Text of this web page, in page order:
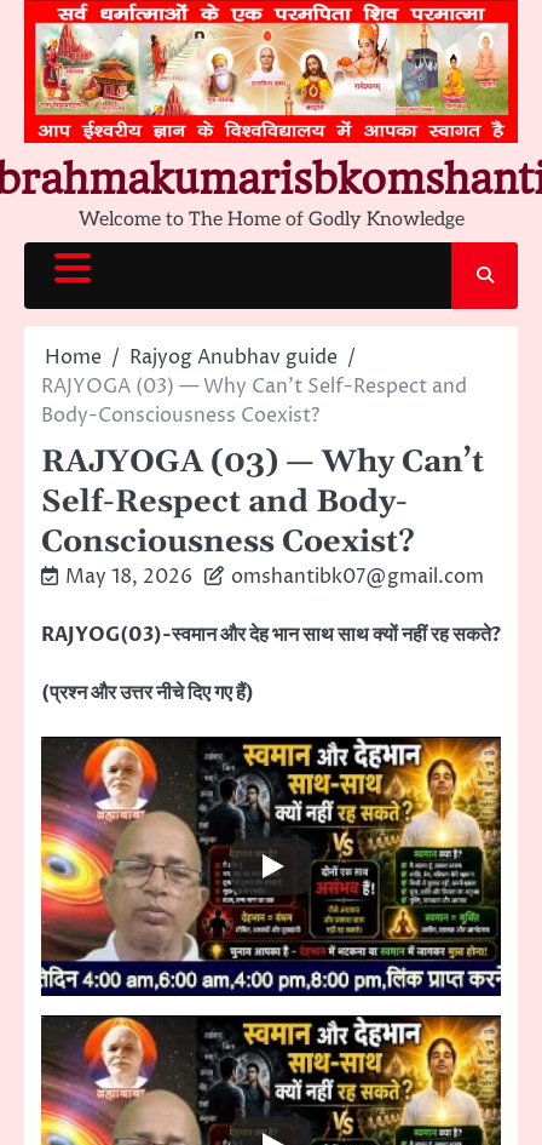
content
Welcome to The Home of Godly Knowledge
Home
Rajyog Anubhav guide
RAJYOGA (03) — Why Can’t Self-Respect and
Body-Consciousness Coexist?
RAJYOGA (03) — Why Can’t
Self-Respect and Body-
Consciousness Coexist?
May 18, 2026 omshantibk07@gmail.com
RAJYOG(03)-स्वमान और देह भान साथ साथ क्यों नहीं रह सकते?
(प्रश्न और उत्तर नीचे दिए गए हैं)